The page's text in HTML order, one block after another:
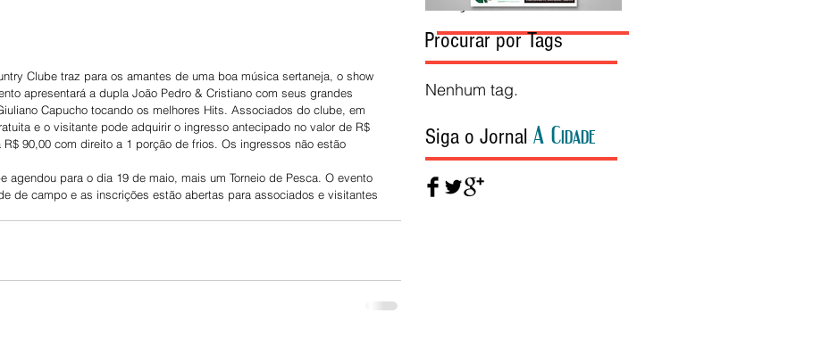
apresentará a dupla João Pedro & Cristiano com seus grandes
Capucho tocando os melhores Hits. Associados do clube, em
e o visitante pode adquirir o ingresso antecipado no valor de R$
90,00 com direito a 1 porção de frios. Os ingressos não estão
agendou para o dia 19 de maio, mais um Torneio de Pesca. O evento
de campo e as inscrições estão abertas para associados e visitantes
Procurar por Tags
Nenhum tag.
Siga o Jornal A Cidade